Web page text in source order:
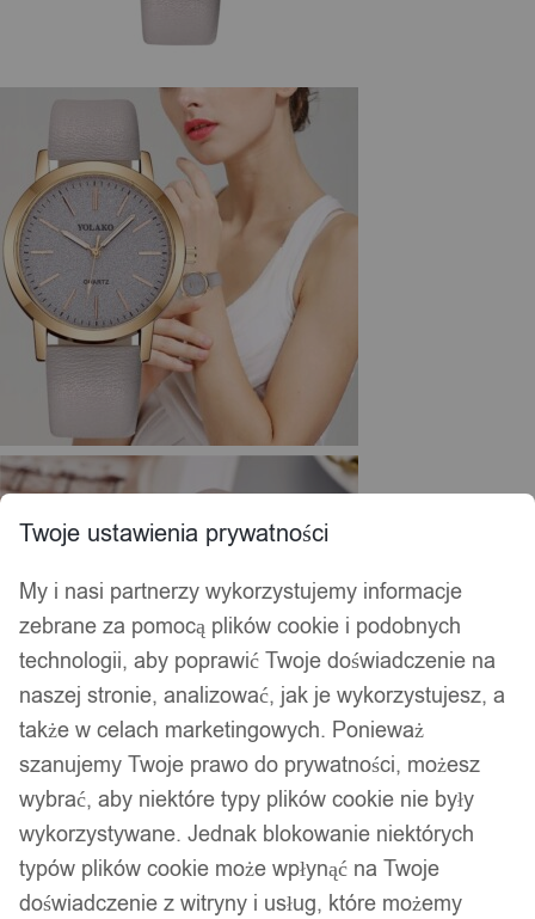
Twoje ustawienia prywatności
My i nasi partnerzy wykorzystujemy informacje
zebrane za pomocą plików cookie i podobnych
technologii, aby poprawić Twoje doświadczenie na
naszej stronie, analizować, jak je wykorzystujesz, a
także w celach marketingowych. Ponieważ
szanujemy Twoje prawo do prywatności, możesz
wybrać, aby niektóre typy plików cookie nie były
wykorzystywane. Jednak blokowanie niektórych
typów plików cookie może wpłynąć na Twoje
doświadczenie z witryny i usług, które możemy